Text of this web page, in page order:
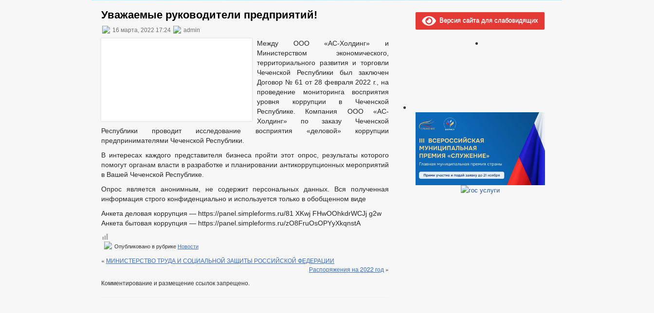
Уважаемые руководители предприятий!
16 марта, 2022 17:24 admin
Между ООО «АС-Холдинг» и
Министерством экономического,
территориального развития и торговли
Чеченской Республики был заключен
Договор № 61 от 28 февраля 2022 г., на
проведение мониторинга восприятия
уровня коррупции в Чеченской
Республике. Компания ООО «АС-
Холдинг» по заказу Чеченской
Республики проводит исследование восприятия «деловой» коррупции
предпринимателями Чеченской Республики.
В интересах каждого представителя бизнеса пройти этот опрос, результаты которого
помогут органам власти в разработке и планировании антикоррупционных мероприятий
в Вашей Чеченской Республике.
Опрос является анонимным, не содержит персональных данных. Вся полученная
информация строго конфиденциально и используется только в обобщенном виде
Анкета деловая коррупция — https://panel.simpleforms.ru/81 XKwj FHwOOhkdrWCJj g2w
Анкета бытовая коррупция — https://panel.simpleforms.ru/zO8FruOsOPYyXkqnstA
Опубликовано в рубрике Новости
« МИНИСТЕРСТВО ТРУДА И СОЦИАЛЬНОЙ ЗАЩИТЫ РОССИЙСКОЙ ФЕДЕРАЦИИ
Распоряжения на 2022 год »
Комментирование и размещение ссылок запрещено.
Версия сайта для слабовидящих